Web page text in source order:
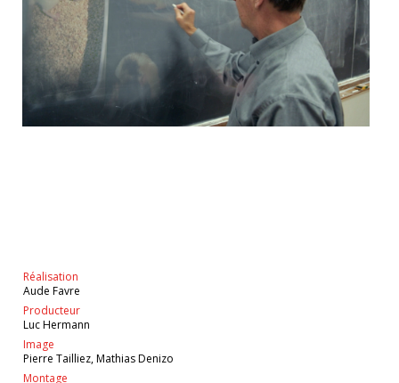
Réalisation
Aude Favre
Producteur
Luc Hermann
Image
Pierre Tailliez, Mathias Denizo
Montage